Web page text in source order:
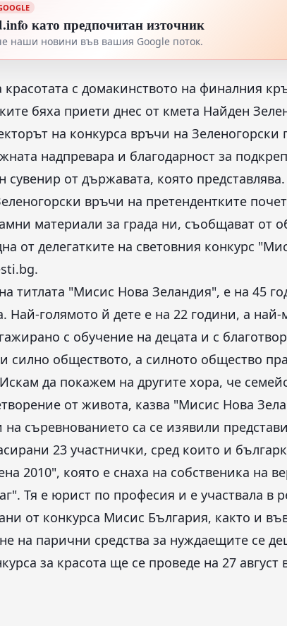
като предпочитан източник
наши новини във вашия Google поток.
красотата с домакинството на финалния
бяха приети днес от кмета Найден
на конкурса връчи на Зеленогорски
надпревара и благодарност за
сувенир от държавата, която представлява.
връчи на претендентките
материали за града ни, съобщават от
от делегатките на световния конкурс
титлата "Мисис Нова Зеландия", е на 45
голямото й дете е на 22 години, а най-
с обучение на децата и с
силно обществото, а силното общество
да покажем на другите хора, че
от живота, казва "Мисис Нова
съревнованието са се изявили
23 участнички, сред които и
2010", която е снаха на собственика на
Тя е юрист по професия и е участвала в
от конкурса Мисис България, както и
на парични средства за нуждаещите се
за красота ще се проведе на 27 август